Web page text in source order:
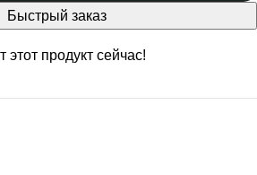
Быстрый заказ
продукт сейчас!